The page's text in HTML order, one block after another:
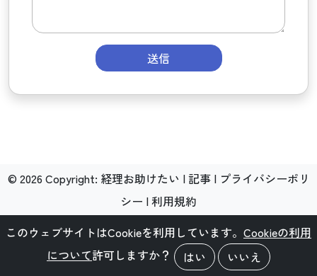
送信
© 2026 Copyright: 経理お助けたい |記事| プライバシーポリ
シー |利用規約
このウェブサイトはCookieを利用しています。 Cookieの利用
について許可しますか？ はい いいえ